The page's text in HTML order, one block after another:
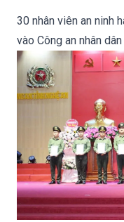
30 nhân viên an ninh
vào Công an nhân dân